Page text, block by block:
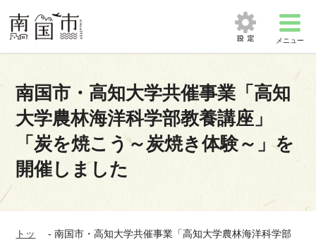
メニュー
南国市・高知大学共催事業「高知
大学農林海洋科学部教養講座」
「炭を焼こう～炭焼き体験～」を
開催しました
トッ
-南国市・高知大学共催事業「高知大学農林海洋科学部